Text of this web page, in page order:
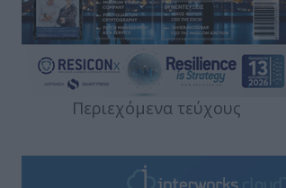
Περιεχόμενα τεύχους